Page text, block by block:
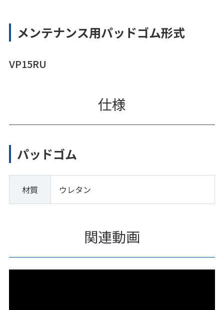
メンテナンス用パッドゴム形式
VP15RU
仕様
パッドゴム
材質 ウレタン
関連動画